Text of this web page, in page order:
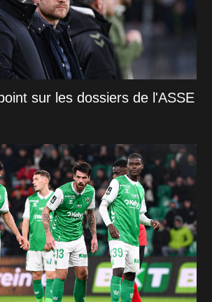
sur les dossiers de l'ASSE